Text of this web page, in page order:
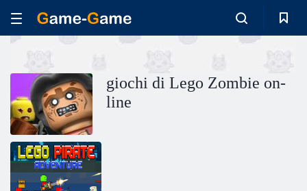
giochi di Lego Zombie on-
line